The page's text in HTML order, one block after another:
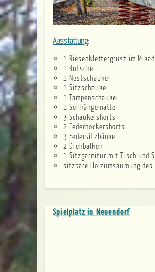
Ausstattung:
1 Riesenklettergrüst im
1 Rutsche
1 Nestschaukel
1 Sitzschaukel
1 Tampenschaukel
1 Seilhängematte
3 Schaukelshorts
2 Federhockershorts
3 Federsitzbänke
2 Drehbalken
1 Sitzgarnitur mit Tisch und
sitzbare Holzumsäumung
Spielplatz in Neuendorf